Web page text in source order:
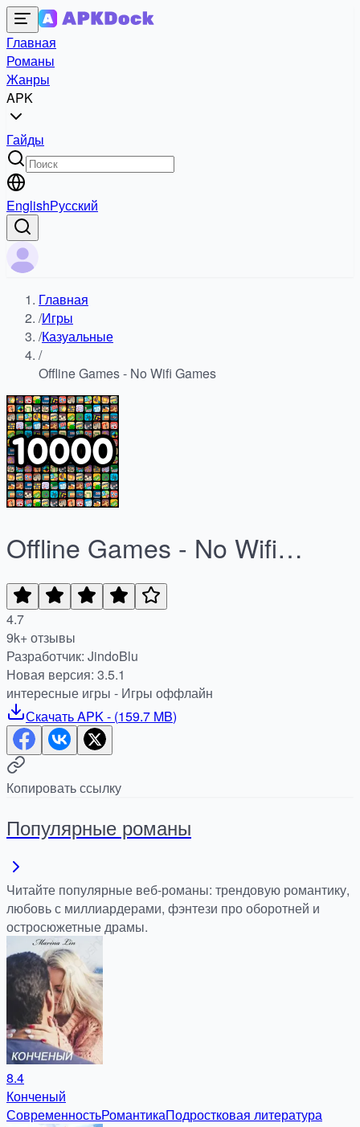
Главная
Романы
Жанры
APK
Гайды
EnglishРусский
Главная
/Игры
/Казуальные
/
Offline Games - No Wifi Games
Offline Games - No Wifi
Games
4.7
9k+ отзывы
Разработчик: JindoBlu
Новая версия: 3.5.1
интересные игры - Игры оффлайн
СкачатьAPK- (159.7 MB)
Копировать ссылку
Популярные романы
Читайте популярные веб-романы: трендовую романтику,
любовь с миллиардерами, фэнтези про оборотней и
остросюжетные драмы.
8.4
Конченый
СовременностьРомантикаПодростковая литература